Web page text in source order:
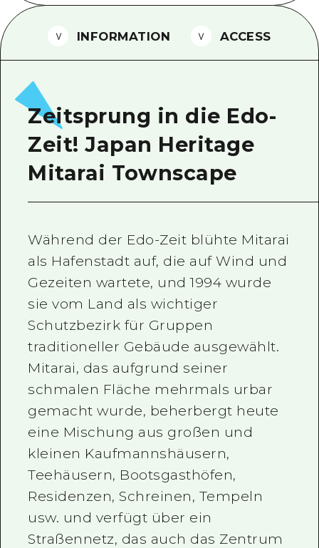
Foto-Download
Transportinformationen bei
INFORMATION ACCESS
Zeitsprung in die Edo-
Zeit! Japan Heritage
Mitarai Townscape
Während der Edo-Zeit blühte Mitarai
als Hafenstadt auf, die auf Wind und
Gezeiten wartete, und 1994 wurde
sie vom Land als wichtiger
Schutzbezirk für Gruppen
traditioneller Gebäude ausgewählt.
Mitarai, das aufgrund seiner
schmalen Fläche mehrmals urbar
gemacht wurde, beherbergt heute
eine Mischung aus großen und
kleinen Kaufmannshäusern,
Teehäusern, Bootsgasthöfen,
Residenzen, Schreinen, Tempeln
usw. und verfügt über ein
Straßennetz, das auch das Zentrum